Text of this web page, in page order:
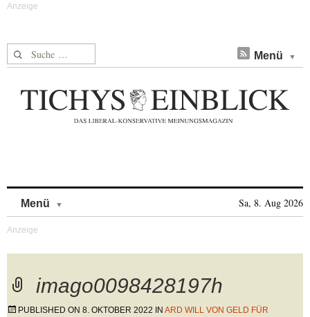
Suche nach: Menü
Menü Sa, 8. Aug 2026
imago0098428197h
PUBLISHED ON 8. OKTOBER 2022 IN ARD WILL VON GELD FÜR